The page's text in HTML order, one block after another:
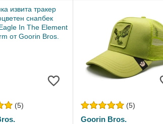
(5) (5)
Goorin Bros.